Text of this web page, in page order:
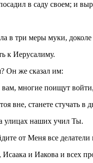
в саду своем; и
в три меры муки, доколе
к Иерусалиму.
Он же сказал им:
вам, многие поищут
вне, станете
улицах наших учил Ты.
от Меня все делатели
Исаака и Иакова и всех